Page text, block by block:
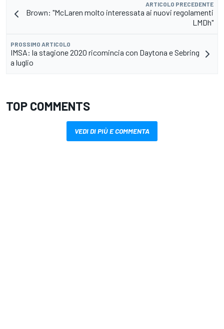
ARTICOLO PRECEDENTE
Brown: "McLaren molto interessata ai nuovi regolamenti
LMDh"
PROSSIMO ARTICOLO
IMSA: la stagione 2020 ricomincia con Daytona e Sebring
a luglio
TOP COMMENTS
VEDI DI PIÙ E COMMENTA